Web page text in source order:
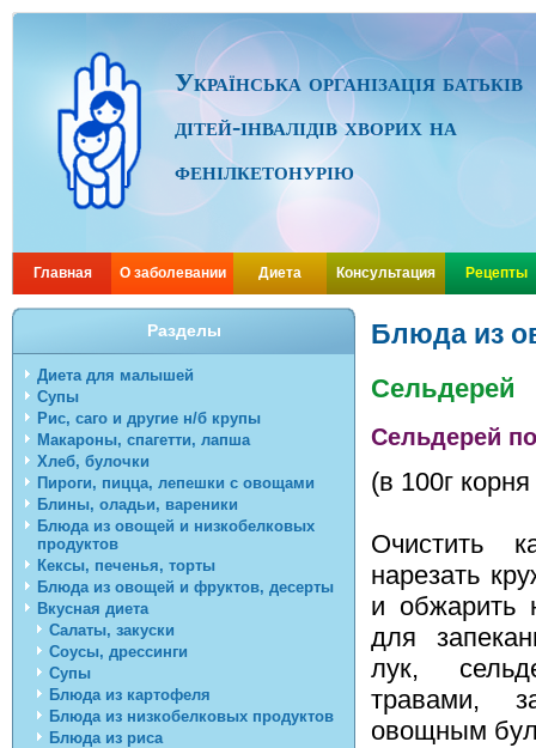
Українська організація батьків
дітей-інвалідів хворих на
фенілкетонурію
Главная О заболевании Диета Консультация Рецепты
Разделы
Диета для малышей
Супы
Рис, саго и другие н/б крупы
Макароны, спагетти, лапша
Хлеб, булочки
Пироги, пицца, лепешки с овощами
Блины, оладьи, вареники
Блюда из овощей и низкобелковых
продуктов
Кексы, печенья, торты
Блюда из овощей и фруктов, десерты
Вкусная диета
Салаты, закуски
Соусы, дрессинги
Супы
Блюда из картофеля
Блюда из низкобелковых продуктов
Блюда из риса
Блюда из
Сельдерей
Сельдерей
(в 100г
Очистить
нарезать
и обжарить
для
лук,
травами,
овощным